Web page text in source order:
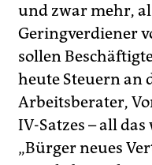
und zwar mehr,
Geringverdiener
sollen
heute Steuern an
Arbeitsberater,
IV-Satzes – all
„Bürger neues